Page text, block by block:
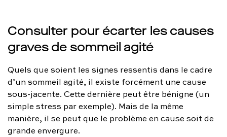
Consulter pour écarter les causes
graves de sommeil agité
Quels que soient les signes ressentis dans le cadre
d’un sommeil agité, il existe forcément une cause
sous-jacente. Cette dernière peut être bénigne (un
simple stress par exemple). Mais de la même
manière, il se peut que le problème en cause soit de
grande envergure.